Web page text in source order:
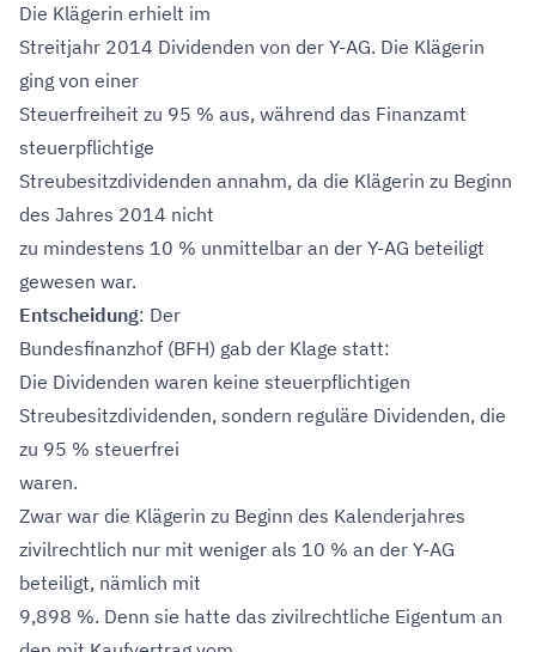
Die Klägerin erhielt im
Streitjahr 2014 Dividenden von der Y-AG. Die Klägerin
ging von einer
Steuerfreiheit zu 95 % aus, während das Finanzamt
steuerpflichtige
Streubesitzdividenden annahm, da die Klägerin zu Beginn
des Jahres 2014 nicht
zu mindestens 10 % unmittelbar an der Y-AG beteiligt
gewesen war.
Entscheidung: Der
Bundesfinanzhof (BFH) gab der Klage statt:
Die Dividenden waren keine steuerpflichtigen
Streubesitzdividenden, sondern reguläre Dividenden, die
zu 95 % steuerfrei
waren.
Zwar war die Klägerin zu Beginn des Kalenderjahres
zivilrechtlich nur mit weniger als 10 % an der Y-AG
beteiligt, nämlich mit
9,898 %. Denn sie hatte das zivilrechtliche Eigentum an